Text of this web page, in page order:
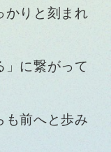
かりと刻まれ
」に繋がって
も前へと歩み